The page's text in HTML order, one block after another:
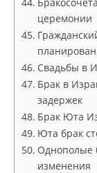
церемонии
Свадьбы в
Брак в
задержек
Брак Юта
Юта брак
Однополые
изменения